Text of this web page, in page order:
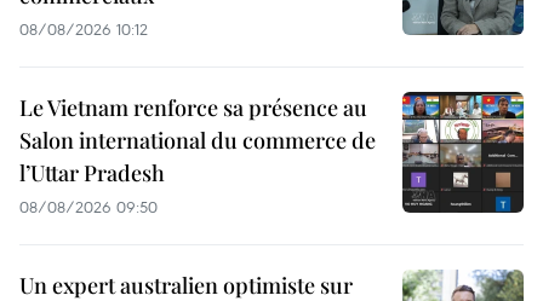
08/08/2026 10:12
Le Vietnam renforce sa présence au
Salon international du commerce de
l’Uttar Pradesh
08/08/2026 09:50
Un expert australien optimiste sur